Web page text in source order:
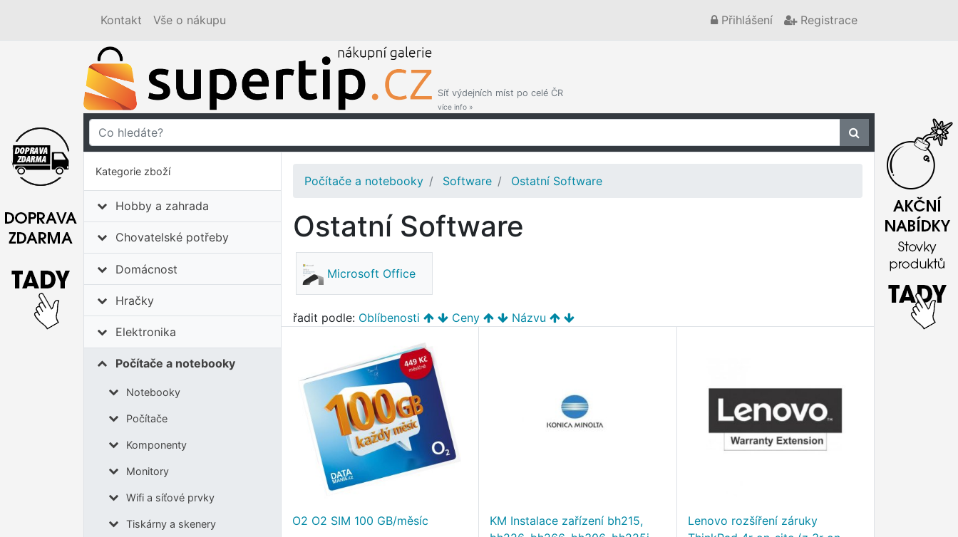
Kontakt Vše o nákupu Přihlášení Registrace
Síť výdejních míst po celé ČR
více info »
Kategorie zboží
Hobby a zahrada
Chovatelské potřeby
Domácnost
Hračky
Elektronika
Počítače a notebooky
Notebooky
Počítače
Komponenty
Monitory
Wifi a síťové prvky
Tiskárny a skenery
Počítače a notebooky Software Ostatní Software
Ostatní Software
Microsoft Office
řadit podle: Oblíbenosti Ceny Názvu
O2 O2 SIM 100 GB/měsíc
KM Instalace zařízení bh215,
Lenovo rozšíření záruky